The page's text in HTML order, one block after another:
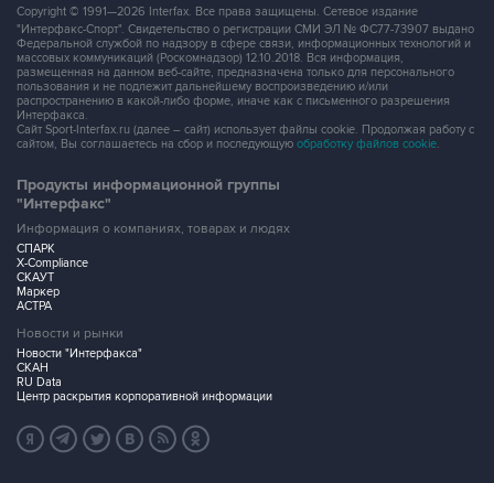
Copyright © 1991—2026 Interfax. Все права защищены. Сетевое издание
"Интерфакс-Спорт". Свидетельство о регистрации СМИ ЭЛ № ФС77-73907 выдано
Федеральной службой по надзору в сфере связи, информационных технологий и
массовых коммуникаций (Роскомнадзор) 12.10.2018. Вся информация,
размещенная на данном веб-сайте, предназначена только для персонального
пользования и не подлежит дальнейшему воспроизведению и/или
распространению в какой-либо форме, иначе как с письменного разрешения
Интерфакса.
Сайт Sport-Interfax.ru (далее – сайт) использует файлы cookie. Продолжая работу с
сайтом, Вы соглашаетесь на сбор и последующую обработку файлов cookie
Продукты информационной группы
"Интерфакс"
Информация о компаниях, товарах и людях
СПАРК
X-Compliance
СКАУТ
Маркер
АСТРА
Новости и рынки
Новости "Интерфакса"
СКАН
RU Data
Центр раскрытия корпоративной информации